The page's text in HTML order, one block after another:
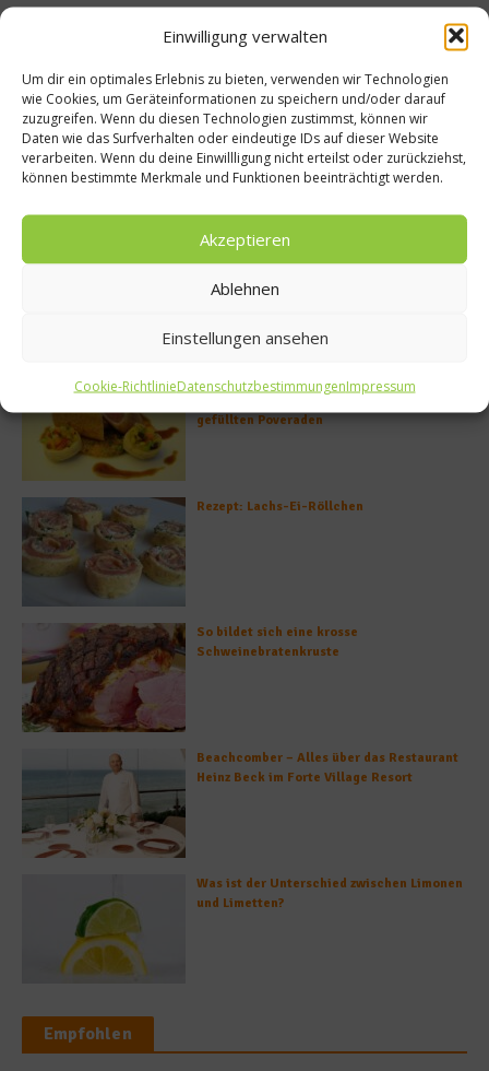
Einwilligung verwalten
Um dir ein optimales Erlebnis zu bieten, verwenden wir Technologien
wie Cookies, um Geräteinformationen zu speichern und/oder darauf
zuzugreifen. Wenn du diesen Technologien zustimmst, können wir
Daten wie das Surfverhalten oder eindeutige IDs auf dieser Website
verarbeiten. Wenn du deine Einwillligung nicht erteilst oder zurückziehst,
können bestimmte Merkmale und Funktionen beeinträchtigt werden.
Akzeptieren
Ablehnen
Einstellungen ansehen
Cookie-RichtlinieDatenschutzbestimmungenImpressum
Rezept: Deichlammrücken in der
gefüllten Poveraden
Rezept: Lachs-Ei-Röllchen
So bildet sich eine krosse
Schweinebratenkruste
Beachcomber – Alles über das Restaurant
Heinz Beck im Forte Village Resort
Was ist der Unterschied zwischen Limonen
und Limetten?
Empfohlen